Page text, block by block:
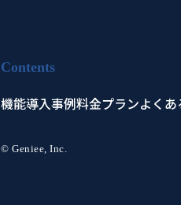
Contents
機能導入事例料金プランよく
© Geniee, Inc.